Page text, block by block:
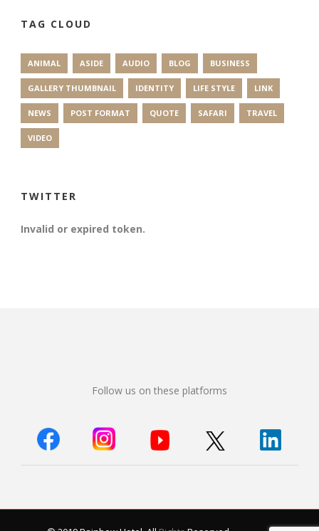
TAG CLOUD
ANIMAL ASIDE AUDIO BLOG BUSINESS
GALLERY THUMBNAIL IDENTITY LIFE STYLE LINK
NEWS POST FORMAT QUOTE SAFARI TRAVEL
VIDEO
TWITTER
Invalid or expired token.
Follow us on these platforms